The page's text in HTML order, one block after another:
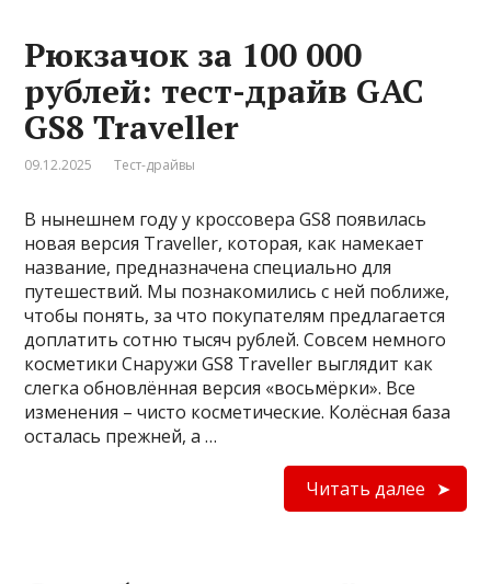
Рюкзачок за 100 000
рублей: тест-драйв GAC
GS8 Traveller
09.12.2025 Тест-драйвы
В нынешнем году у кроссовера GS8 появилась
новая версия Traveller, которая, как намекает
название, предназначена специально для
путешествий. Мы познакомились с ней поближе,
чтобы понять, за что покупателям предлагается
доплатить сотню тысяч рублей. Совсем немного
косметики Снаружи GS8 Traveller выглядит как
слегка обновлённая версия «восьмёрки». Все
изменения – чисто косметические. Колёсная база
осталась прежней, а …
Читать далее